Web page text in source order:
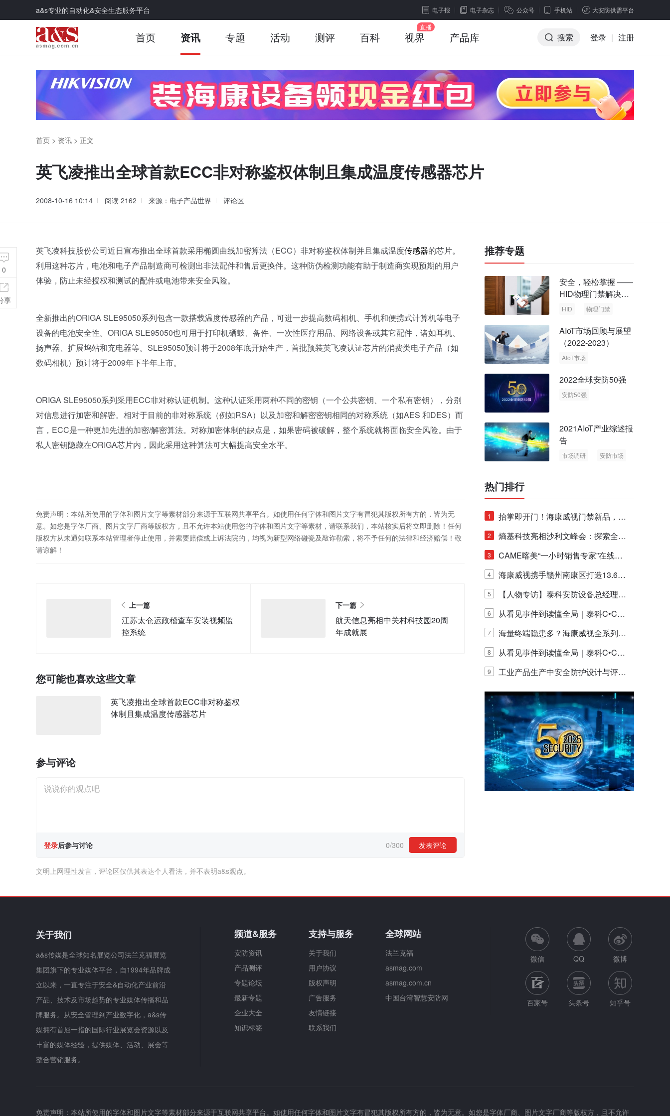
a&s专业的自动化&安全生态服务平台 电子报 电子杂志 公众号 手机站 大安防供需平台
首页 资讯 专题 活动 测评 百科 视界 产品库 搜索 登录 | 注册
首页 > 资讯 > 正文
英飞凌推出全球首款ECC非对称鉴权体制且集成温度传感器芯片
2008-10-16 10:14 阅读 2162 来源：电子产品世界 评论区
英飞凌科技股份公司近日宣布推出全球首款采用椭圆曲线加密算法（ECC）非对称鉴权体制并且集成温度传感器的芯片。
利用这种芯片，电池和电子产品制造商可检测出非法配件和售后更换件。这种防伪检测功能有助于制造商实现预期的用户
体验，防止未经授权和测试的配件或电池带来安全风险。
全新推出的ORIGA SLE95050系列包含一款搭载温度传感器的产品，可进一步提高数码相机、手机和便携式计算机等电子
设备的电池安全性。ORIGA SLE95050也可用于打印机硒鼓、备件、一次性医疗用品、网络设备或其它配件，诸如耳机、
扬声器、扩展坞站和充电器等。SLE95050预计将于2008年底开始生产，首批预装英飞凌认证芯片的消费类电子产品（如
数码相机）预计将于2009年下半年上市。
ORIGA SLE95050系列采用ECC非对称认证机制。这种认证采用两种不同的密钥（一个公共密钥、一个私有密钥），分别
对信息进行加密和解密。相对于目前的非对称系统（例如RSA）以及加密和解密密钥相同的对称系统（如AES 和DES）而
言，ECC是一种更加先进的加密/解密算法。对称加密体制的缺点是，如果密码被破解，整个系统就将面临安全风险。由于
私人密钥隐藏在ORIGA芯片内，因此采用这种算法可大幅提高安全水平。
免责声明：本站所使用的字体和图片文字等素材部分来源于互联网共享平台。如使用任何字体和图片文字有冒犯其版权所有方的，皆为无
意。如您是字体厂商、图片文字厂商等版权方，且不允许本站使用您的字体和图片文字等素材，请联系我们，本站核实后将立即删除！任何
版权方从未通知联系本站管理者停止使用，并索要赔偿或上诉法院的，均视为新型网络碰瓷及敲诈勒索，将不予任何的法律和经济赔偿！敬
请谅解！
上一篇
江苏太仓运政稽查车安装视频监
控系统
下一篇
航天信息亮相中关村科技园20周
年成就展
您可能也喜欢这些文章
英飞凌推出全球首款ECC非对称鉴权
体制且集成温度传感器芯片
参与评论
登录后参与讨论 0/300 发表评论
文明上网理性发言，评论区仅供其表达个人看法，并不表明a&s观点。
0
享
推荐专题
安全，轻松掌握 ——
HID物理门禁解决方
案，启动智慧安全新
HID 物理门禁
AIoT市场回顾与展望
（2022-2023）
AIoT市场
2022全球安防50强
安防50强
2021AIoT产业综述报
告
市场调研
安防市场
热门排行
1
抬掌即开门！海康威视门禁新品，不
止认人脸，更认"掌"中静脉！
2
熵基科技亮相沙利文峰会：探索全栈
脑机技术商业化生态新路径
3
CAME喀美“一小时销售专家”在线赋
能培训正式启动！
4
海康威视携手赣州南康区打造13.6公
里绿波网
5
【人物专访】泰科安防设备总经理张
宁解码安防出海新范式
6
从看见事件到读懂全局｜泰科C•CUR
E IQ 3.20开启安防运营智能新时代
7
海量终端隐患多？海康威视全系列物
联安全产品，四层守护更放心！
8
从看见事件到读懂全局｜泰科C•CUR
E IQ 3.20开启安防运营智能新时代
9
工业产品生产中安全防护设计与评估
的实践与探讨
关于我们
a&s传媒是全球知名展览公司法兰克福展览
集团旗下的专业媒体平台，自1994年品牌成
立以来，一直专注于安全&自动化产业前沿
产品、技术及市场趋势的专业媒体传播和品
牌服务。从安全管理到产业数字化，a&s传
媒拥有首屈一指的国际行业展览会资源以及
丰富的媒体经验，提供媒体、活动、展会等
整合营销服务。
频道&服务
安防资讯
产品测评
专题论坛
最新专题
企业大全
知识标签
支持与服务
关于我们
用户协议
版权声明
广告服务
友情链接
联系我们
全球网站
法兰克福
asmag.com
asmag.com.cn
中国台湾智慧安防网
微信 QQ 微博
百家号 头条号 知乎号
免责声明：本站所使用的字体和图片文字等素材部分来源于互联网共享平台。如使用任何字体和图片文字有冒犯其版权所有方的，皆为无意。如您是字体厂商、图片文字厂商等版权方，且不允许